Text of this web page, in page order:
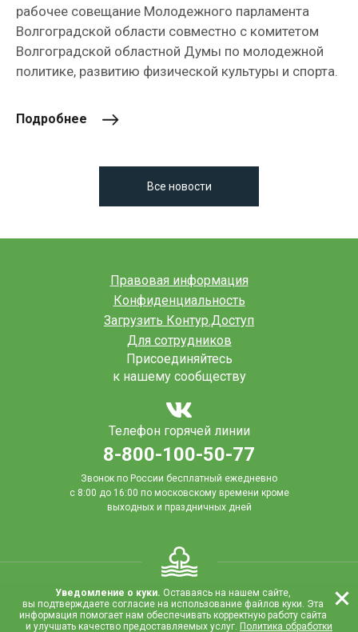
рабочее совещание Молодежного парламента
Волгоградской области совместно с комитетом
Волгоградской областной Думы по молодежной
политике, развитию физической культуры и спорта.
Подробнее
Все новости
Правовая информация
Конфиденциальность
Загрузить Контур.Доступ
Для сотрудников
Присоединяйтесь
к нашему сообществу
Телефон горячей линии
8-800-100-50-77
Звонок по России бесплатный ежедневно
с 8:00 до 16:00 по московскому времени кроме
выходных и праздничных дней
Copyright © «Сады Придонья»
Уведомление о куки. Оставаясь на нашем сайте,
вы подтверждаете согласие на использование файлов куки. Эта
информация помогает нам обеспечивать корректную работу сайта
и улучшать качество предоставляемых услуг. Политика обработки